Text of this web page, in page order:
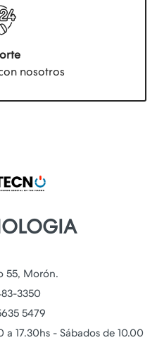
nosotros
55, Morón.
3350
5479
a 17.30hs - Sábados de 10.00